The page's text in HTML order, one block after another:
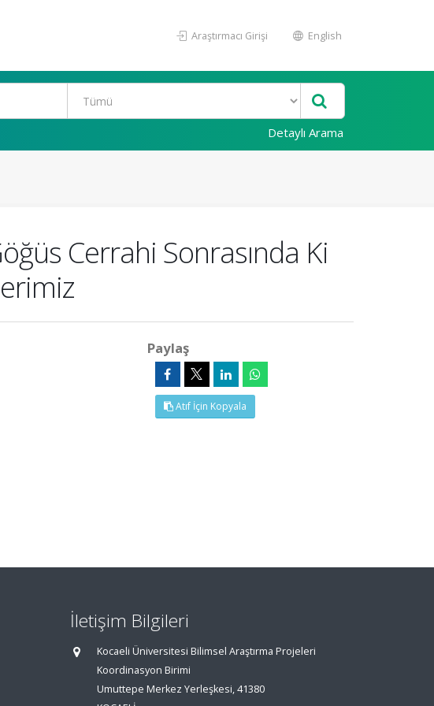
Araştırmacı Girişi English
Detaylı Arama
Cerrahi Sonrasında Ki
Paylaş
Atıf İçin Kopyala
İletişim Bilgileri
Kocaeli Üniversitesi Bilimsel Araştırma Projeleri
Koordinasyon Birimi
Umuttepe Merkez Yerleşkesi, 41380